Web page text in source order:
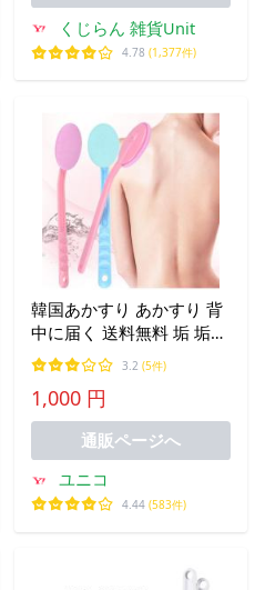
くじらん 雑貨Unit
4.78 (1,377件)
韓国あかすり あかすり 背
中に届く 送料無料 垢 垢す
り 孫の手 アカスリ
3.2 (5件)
1,000 円
通販ページへ
ユニコ
4.44 (583件)